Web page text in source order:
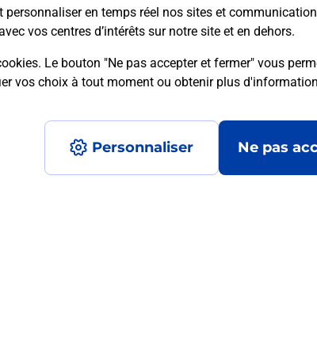
personnaliser en temps réel nos sites et
vos centres d’intérêts sur notre site et en dehors.
Le bouton "Ne pas accepter et fermer" vous
vos choix à tout moment ou obtenir plus
Personnaliser Ne pas
posées
d’alarme qu’est ce que